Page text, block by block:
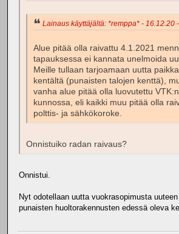
Lainaus käyttäjältä: *remppa* - 16.12.20
Alue pitää olla raivattu 4.1.2021
tapauksessa ei kannata unelmoida
Meille tullaan tarjoamaan uutta
kentältä (punaisten talojen kenttä),
vanha alue pitää olla luovutettu
kunnossa, eli kaikki muu pitää olla
polttis- ja sähkökoroke.
Onnistuiko radan raivaus?
Onnistui.
Nyt odotellaan uutta vuokrasopimusta
punaisten huoltorakennusten edessä oleva